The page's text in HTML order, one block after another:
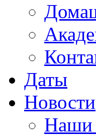
Даты
Новости
Наши